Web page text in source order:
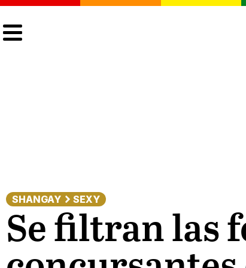
SHANGAY SEXY
Se filtran las